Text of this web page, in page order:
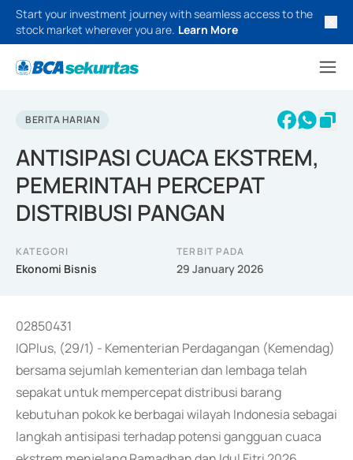
Start your investment journey with seamless access to the
stock market wherever you are. Learn More
BERITA HARIAN
ANTISIPASI CUACA EKSTREM,
PEMERINTAH PERCEPAT
DISTRIBUSI PANGAN
KATEGORI
Ekonomi Bisnis
TERBIT PADA
29 January 2026
02850431
IQPlus, (29/1) - Kementerian Perdagangan (Kemendag)
bersama sejumlah kementerian dan lembaga telah
sepakat untuk mempercepat distribusi barang
kebutuhan pokok ke berbagai wilayah Indonesia sebagai
langkah antisipasi terhadap potensi gangguan cuaca